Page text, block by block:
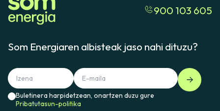
900 103 605
Som Energiaren albisteak jaso nahi dituzu?
Buletinera harpidetzean, onartzen duzu gure
Pribatutasun-politika